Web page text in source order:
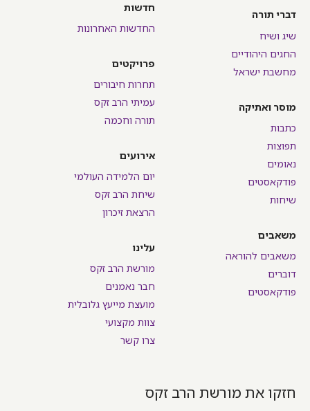
דברי תורה
שיג ושיח
החגים היהודיים
מחשבת ישראל
מוסר ואתיקה
כתבות
תפוצות
נאומים
פודקאסטים
שיחות
משאבים
משאבים להוראה
דוברים
פודקאסטים
חדשות
החדשות האחרונות
פרויקטים
תחרות חיבורים
עמיתי הרב זקס
תורה וחכמה
אירועים
יום הלמידה העולמי
שיחת הרב זקס
הרצאת זיכרון
עלינו
מורשת הרב זקס
חבר נאמנים
מועצת מייעץ גלובלית
צוות מקצועי
צרו קשר
חזקו את מורשת הרב זקס